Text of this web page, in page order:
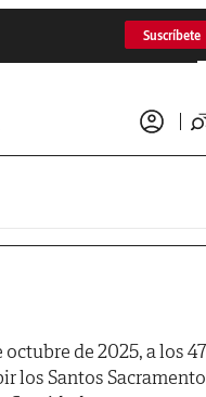
Suscríbete
de 2025, a los 47
los Santos